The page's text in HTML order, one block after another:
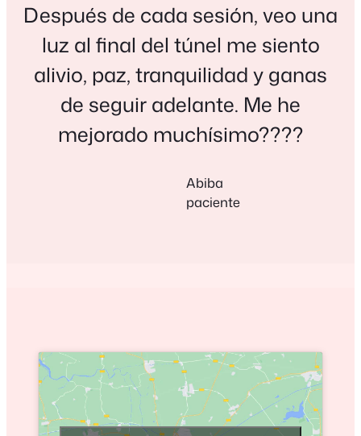
Después de cada sesión, veo una
luz al final del túnel me siento
alivio, paz, tranquilidad y ganas
de seguir adelante. Me he
mejorado muchísimo????
Abiba
paciente